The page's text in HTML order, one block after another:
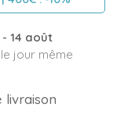
- 14 août
jour même
livraison